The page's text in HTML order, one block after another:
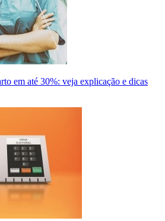
em até 30%: veja explicação e dicas